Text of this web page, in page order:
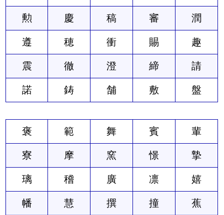
勲 慶 稿 審 潤
遵 穂 衝 賜 趣
震 徹 澄 締 請
諾 鋳 舗 敷 盤
褒 範 舞 賓 輩
寮 摩 窯 憬 摯
璃 稽 廣 凛 嬉
幡 慧 撰 撞 蕉